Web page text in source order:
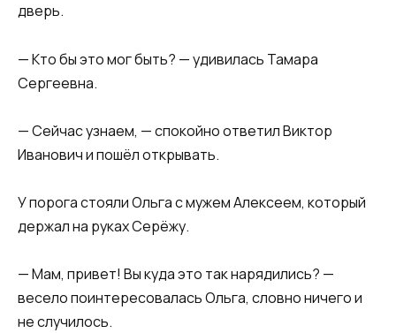
дверь.
— Кто бы это мог быть? — удивилась Тамара
Сергеевна.
— Сейчас узнаем, — спокойно ответил Виктор
Иванович и пошёл открывать.
У порога стояли Ольга с мужем Алексеем, который
держал на руках Серёжу.
— Мам, привет! Вы куда это так нарядились? —
весело поинтересовалась Ольга, словно ничего и
не случилось.